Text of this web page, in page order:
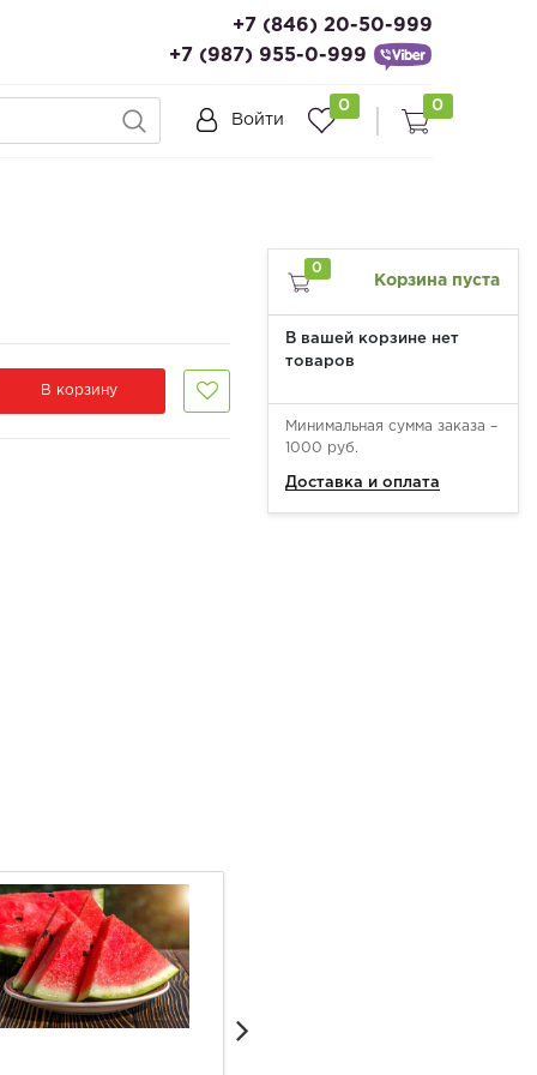
+7 (846) 20-50-999
+7 (987) 955-0-999
Войти
0 0
В корзину
0
Корзина пуста
В вашей корзине нет
товаров
Минимальная сумма заказа –
1000 руб.
Доставка и оплата